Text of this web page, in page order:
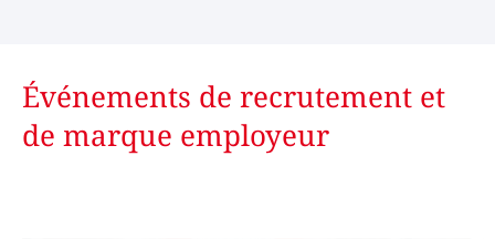
Événements de recrutement et
de marque employeur